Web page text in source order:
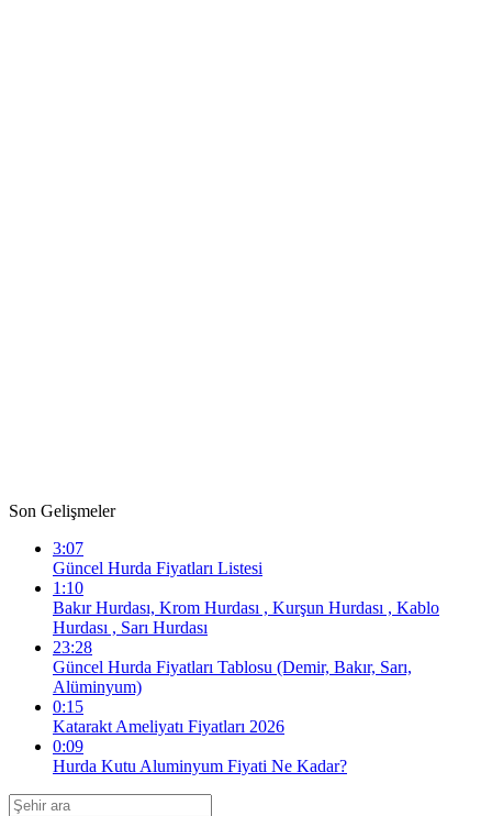
Son Gelişmeler
3:07
Güncel Hurda Fiyatları Listesi
1:10
Bakır Hurdası, Krom Hurdası , Kurşun Hurdası , Kablo
Hurdası , Sarı Hurdası
23:28
Güncel Hurda Fiyatları Tablosu (Demir, Bakır, Sarı,
Alüminyum)
0:15
Katarakt Ameliyatı Fiyatları 2026
0:09
Hurda Kutu Aluminyum Fiyati Ne Kadar?